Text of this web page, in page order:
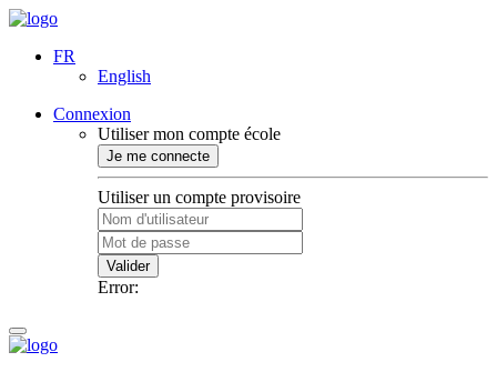
FR
English
Connexion
Utiliser mon compte école
Je me connecte
Utiliser un compte provisoire
Valider
Error: